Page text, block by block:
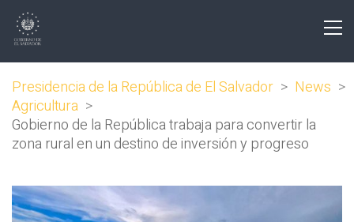
Presidencia de la República de El Salvador > News >
Agricultura >
Gobierno de la República trabaja para convertir la
zona rural en un destino de inversión y progreso